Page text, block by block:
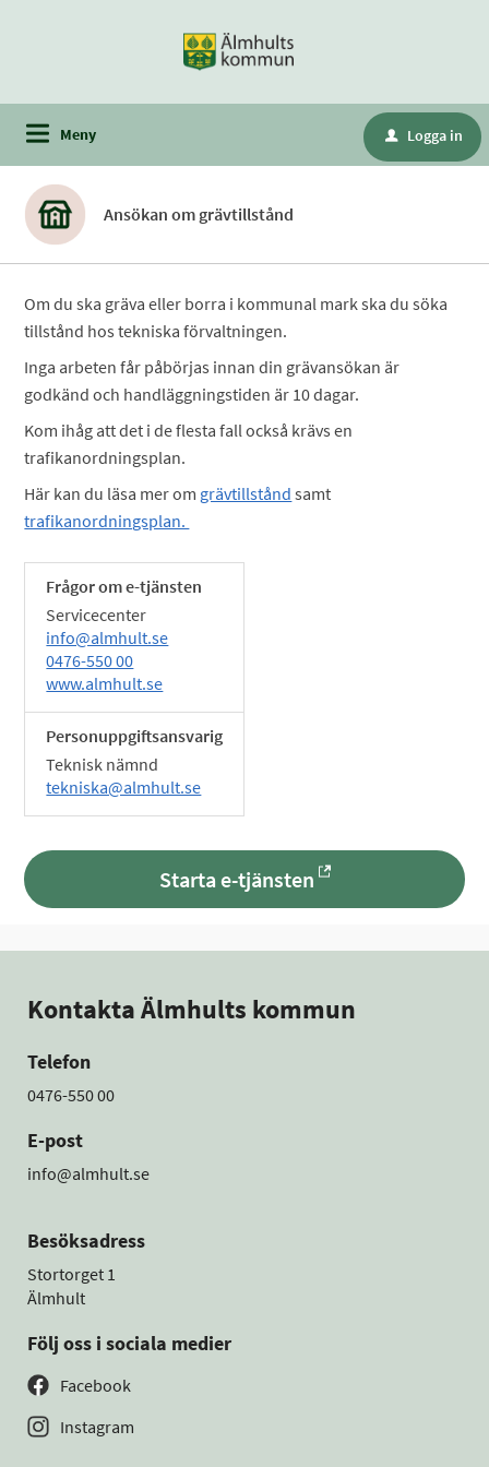
Meny u Logga in
Ansökan om grävtillstånd
Om du ska gräva eller borra i kommunal mark ska du söka
tillstånd hos tekniska förvaltningen.
Inga arbeten får påbörjas innan din grävansökan är
godkänd och handläggningstiden är 10 dagar.
Kom ihåg att det i de flesta fall också krävs en
trafikanordningsplan.
Här kan du läsa mer om grävtillstånd samt
trafikanordningsplan.
Frågor om e-tjänsten
Servicecenter
info@almhult.se
0476-550 00
www.almhult.se
Personuppgiftsansvarig
Teknisk nämnd
tekniska@almhult.se
Starta e-tjänsten
Kontakta Älmhults kommun
Telefon
0476-550 00
E-post
info@almhult.se
Besöksadress
Stortorget 1
Älmhult
Följ oss i sociala medier
Facebook
Instagram